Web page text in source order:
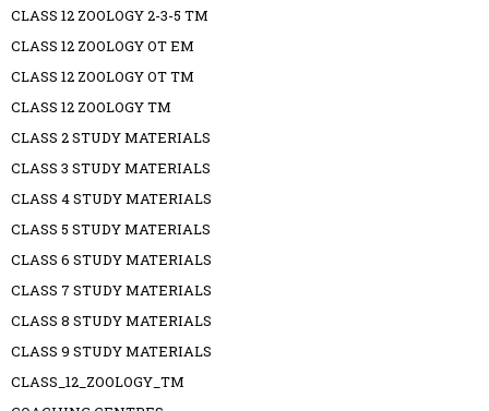
CLASS 12 ZOOLOGY 2-3-5 TM
CLASS 12 ZOOLOGY OT EM
CLASS 12 ZOOLOGY OT TM
CLASS 12 ZOOLOGY TM
CLASS 2 STUDY MATERIALS
CLASS 3 STUDY MATERIALS
CLASS 4 STUDY MATERIALS
CLASS 5 STUDY MATERIALS
CLASS 6 STUDY MATERIALS
CLASS 7 STUDY MATERIALS
CLASS 8 STUDY MATERIALS
CLASS 9 STUDY MATERIALS
CLASS_12_ZOOLOGY_TM